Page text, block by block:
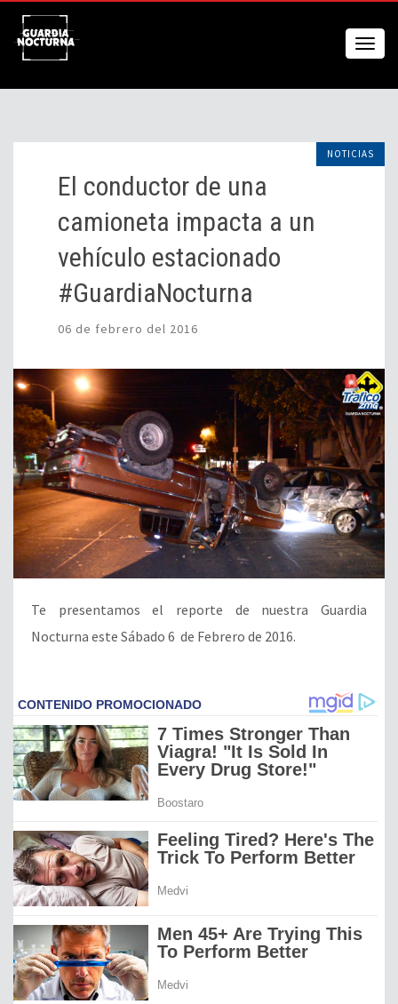
NOTICIAS
El conductor de una
camioneta impacta a un
vehículo estacionado
#GuardiaNocturna
06 de febrero del 2016
Te presentamos el reporte de nuestra Guardia
Nocturna este Sábado 6 de Febrero de 2016.